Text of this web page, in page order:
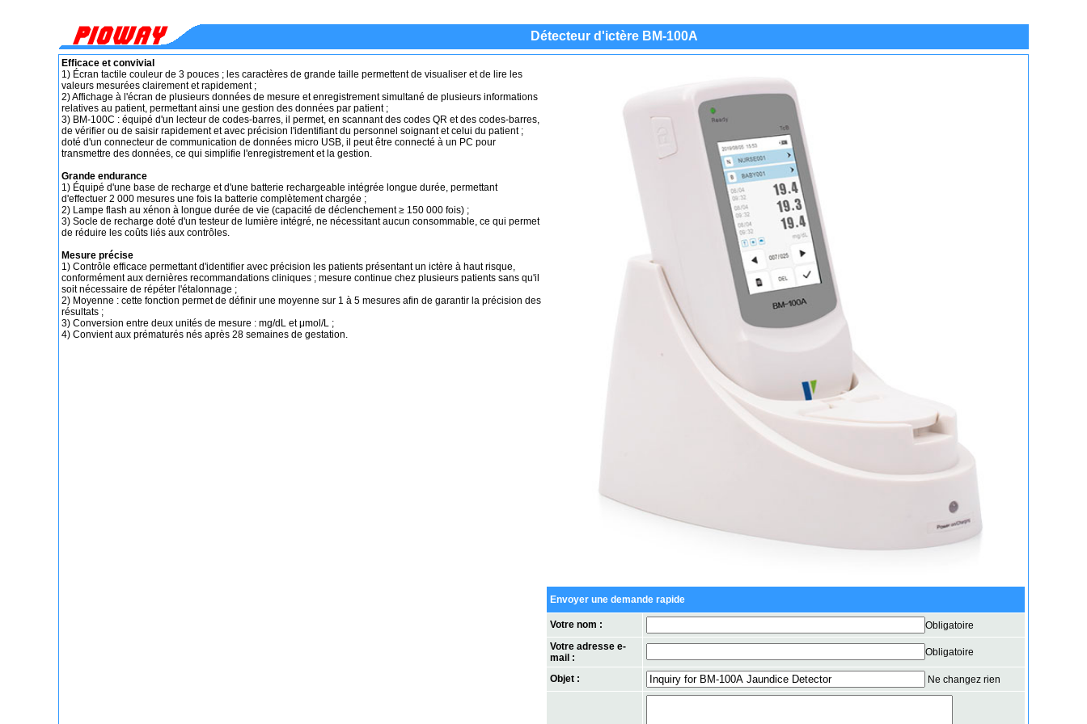
Détecteur d'ictère BM-100A
Efficace et convivial
1) Écran tactile couleur de 3 pouces ; les caractères de grande taille permettent de visualiser et de lire les
valeurs mesurées clairement et rapidement ;
2) Affichage à l'écran de plusieurs données de mesure et enregistrement simultané de plusieurs informations
relatives au patient, permettant ainsi une gestion des données par patient ;
3) BM-100C : équipé d'un lecteur de codes-barres, il permet, en scannant des codes QR et des codes-barres,
de vérifier ou de saisir rapidement et avec précision l'identifiant du personnel soignant et celui du patient ;
doté d'un connecteur de communication de données micro USB, il peut être connecté à un PC pour
transmettre des données, ce qui simplifie l'enregistrement et la gestion.
Grande endurance
1) Équipé d'une base de recharge et d'une batterie rechargeable intégrée longue durée, permettant
d'effectuer 2 000 mesures une fois la batterie complètement chargée ;
2) Lampe flash au xénon à longue durée de vie (capacité de déclenchement ≥ 150 000 fois) ;
3) Socle de recharge doté d'un testeur de lumière intégré, ne nécessitant aucun consommable, ce qui permet
de réduire les coûts liés aux contrôles.
Mesure précise
1) Contrôle efficace permettant d'identifier avec précision les patients présentant un ictère à haut risque,
conformément aux dernières recommandations cliniques ; mesure continue chez plusieurs patients sans qu'il
soit nécessaire de répéter l'étalonnage ;
2) Moyenne : cette fonction permet de définir une moyenne sur 1 à 5 mesures afin de garantir la précision des
résultats ;
3) Conversion entre deux unités de mesure : mg/dL et μmol/L ;
4) Convient aux prématurés nés après 28 semaines de gestation.
Envoyer une demande rapide
Votre nom :
Obligatoire
Votre adresse e-
mail :
Obligatoire
Objet : Ne changez rien